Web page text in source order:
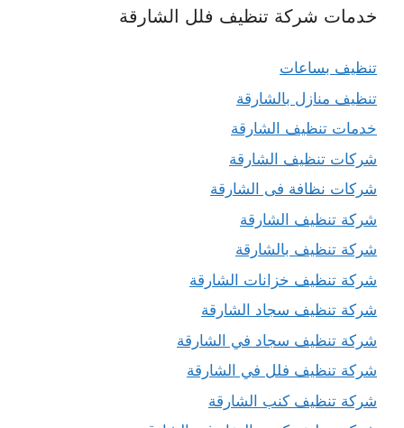
خدمات شركة تنظيف فلل الشارقة
تنظيف بساعات
تنظيف منازل بالشارقة
خدمات تنظيف الشارقة
شركات تنظيف الشارقة
شركات نظافة فى الشارقة
شركة تنظيف الشارقة
شركة تنظيف بالشارقة
شركة تنظيف خزانات الشارقة
شركة تنظيف سجاد الشارقة
شركة تنظيف سجاد في الشارقة
شركة تنظيف فلل في الشارقة
شركة تنظيف كنب الشارقة